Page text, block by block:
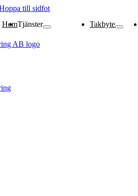
till sidfot
HemTjänsterSolceller
Fasadrenovering
Plåtslagare
Takmålning
Taksäkerhet
Takskottning
Takjour
Taktvätt
Takservice TakbytePlåttak
Papptak
Tegeltak